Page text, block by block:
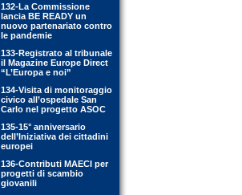
132-La Commissione
lancia BE READY un
nuovo partenariato contro
le pandemie
133-Registrato al tribunale
il Magazine Europe Direct
“L’Europa e noi”
134-Visita di monitoraggio
civico all’ospedale San
Carlo nel progetto ASOC
135-15° anniversario
dell’Iniziativa dei cittadini
europei
136-Contributi MAECI per
progetti di scambio
giovanili